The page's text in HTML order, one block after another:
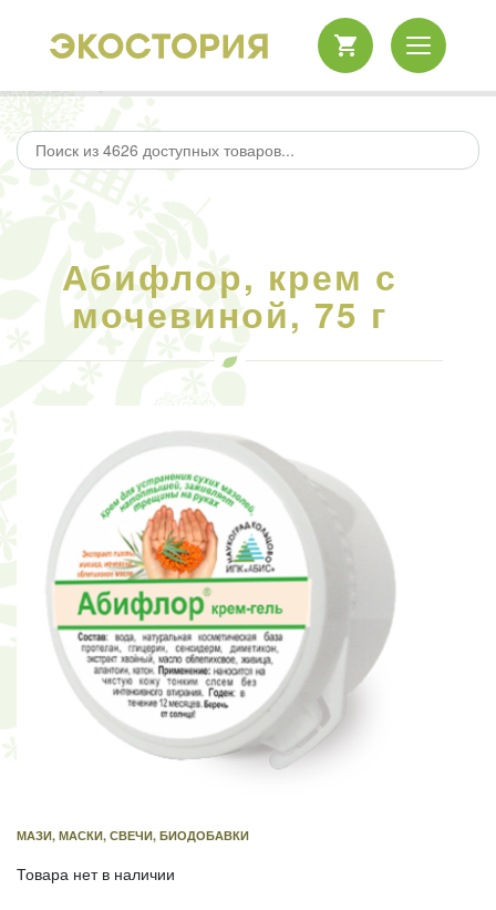
Абифлор, крем с
мочевиной, 75 г
МАЗИ, МАСКИ, СВЕЧИ, БИОДОБАВКИ
Товара нет в наличии